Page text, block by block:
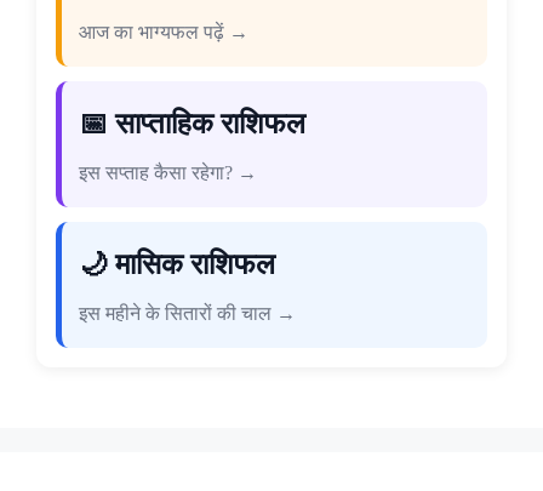
आज का भाग्यफल पढ़ें →
📅 साप्ताहिक राशिफल
इस सप्ताह कैसा रहेगा? →
🌙 मासिक राशिफल
इस महीने के सितारों की चाल →